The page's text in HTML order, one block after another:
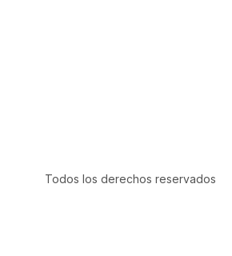
Todos los derechos reservados